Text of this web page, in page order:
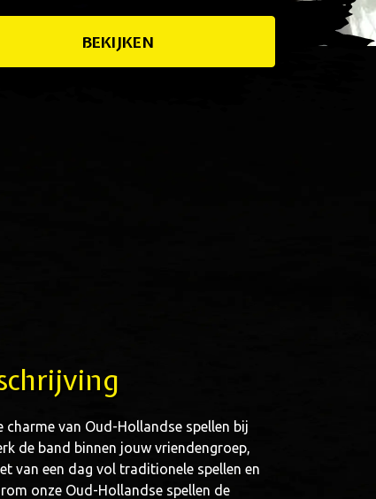
BEKIJKEN
van Oud-Hollandse spellen bij
de band binnen jouw vriendengroep,
van een dag vol traditionele spellen en
onze Oud-Hollandse spellen de